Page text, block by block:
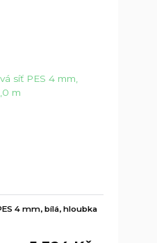
4 mm, bílá, hloubka